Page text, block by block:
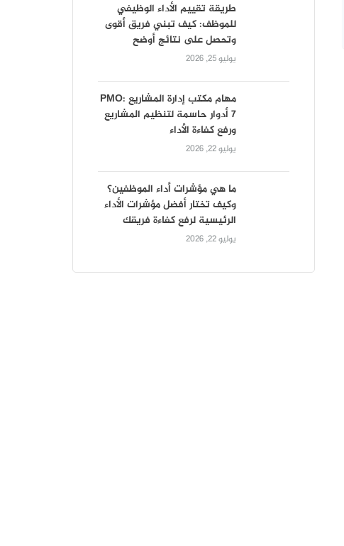
طريقة تقييم الأداء الوظيفي
للموظف: كيف تبني فريق أقوى
وتحصل على نتائج أوضح
يوليو 25, 2026
مهام مكتب إدارة المشاريع PMO:
7 أدوار حاسمة لتنظيم المشاريع
ورفع كفاءة الأداء
يوليو 22, 2026
ما هي مؤشرات أداء الموظفين؟
وكيف تختار أفضل مؤشرات الأداء
الرئيسية لرفع كفاءة فريقك
يوليو 22, 2026